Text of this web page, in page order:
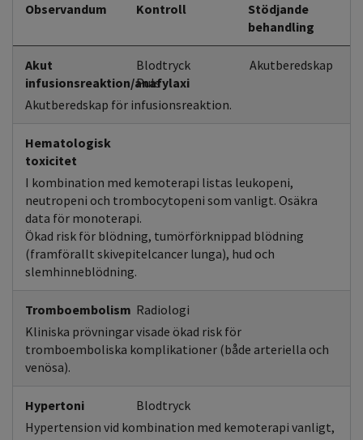
Observandum Kontroll
Stödjande
behandling
Akut
infusionsreaktion/anafylaxi
Blodtryck
Akutberedskap
Puls
Akutberedskap för infusionsreaktion.
Hematologisk
toxicitet
I kombination med kemoterapi listas leukopeni,
neutropeni och trombocytopeni som vanligt. Osäkra
data för monoterapi.
Ökad risk för blödning, tumörförknippad blödning
(framförallt skivepitelcancer lunga), hud och
slemhinneblödning.
Tromboembolism Radiologi
Kliniska prövningar visade ökad risk för
tromboemboliska komplikationer (både arteriella och
venösa).
Hypertoni
Blodtryck
Hypertension vid kombination med kemoterapi vanligt,